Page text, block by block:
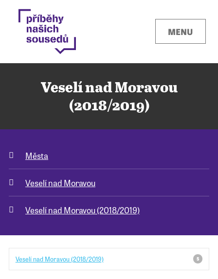
MENU
Kontakty
Místa
O projektu
Pro města
Příběhy našich sousedů
Veselí nad Moravou
(2018/2019)
Města
Veselí nad Moravou
Veselí nad Moravou (2018/2019)
Veselí nad Moravou (2018/2019) 5